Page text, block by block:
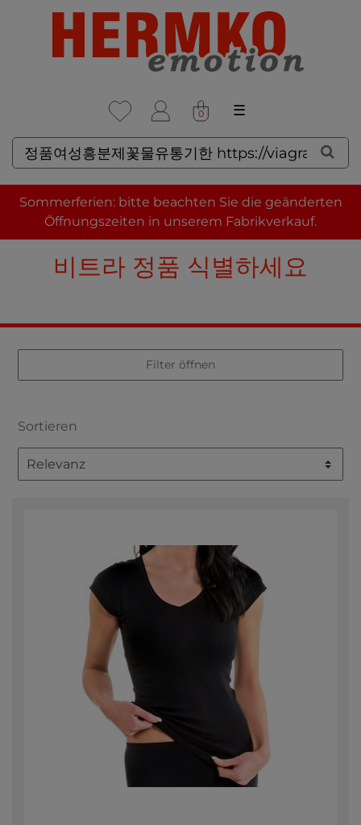
0 ☰
Sommerferien: bitte beachten Sie die geänderten
Öffnungszeiten in unserem Fabrikverkauf.
SUCHERGEBNISSE FÜR: 정
품여성흥분제꽃물유통기한
HTTPS://VIAGRA100.TOP 레
비트라 정품 식별하세요
Filter öffnen
Sortieren